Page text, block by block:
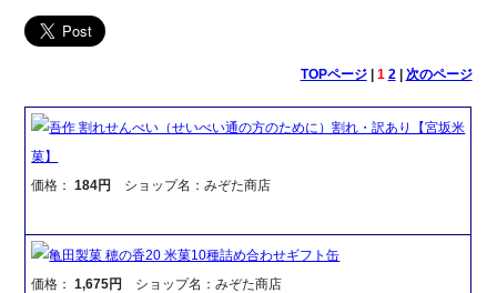
TOPページ| 1 2| 次のページ
吾作 割れせんべい（せいべい通の方のために）割れ・訳あり【宮坂米
菓】
価格：184円 ショップ名：みぞた商店
亀田製菓 穂の香20 米菓10種詰め合わせギフト缶
価格：1,675円 ショップ名：みぞた商店